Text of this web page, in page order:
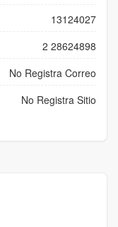
13124027
2 28624898
No Registra Correo
No Registra Sitio